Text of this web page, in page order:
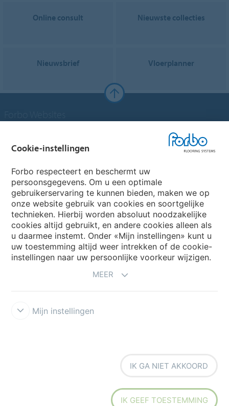
Online consult Nieuwste collecties
Nieuwsbrief Vloerplanner
Forbo Flooring Systems
Forbo Movement Systems
Kies een land
Privacyverklaring Cookies Forbo
Cookie-instellingen
Forbo respecteert en beschermt uw
persoonsgegevens. Om u een optimale
gebruikerservaring te kunnen bieden, maken we op
onze website gebruik van cookies en soortgelijke
technieken. Hierbij worden absoluut noodzakelijke
cookies altijd gebruikt, en andere cookies alleen als
u daarmee instemt. Onder «Mijn instellingen» kunt u
uw toestemming altijd weer intrekken of de cookie-
instellingen naar uw persoonlijke voorkeur wijzigen.
MEER
Mijn instellingen
IK GA NIET AKKOORD
IK GEEF TOESTEMMING